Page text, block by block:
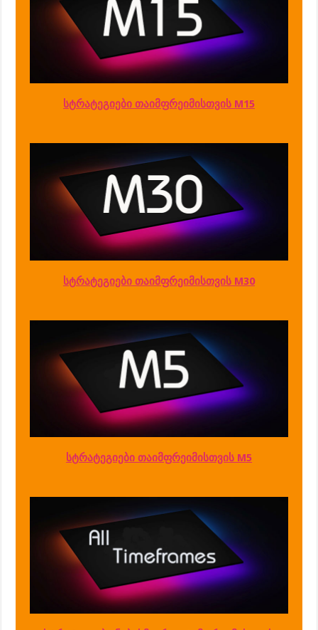
სტრატეგიები თაიმფრეიმისთვის M15
სტრატეგიები თაიმფრეიმისთვის M30
სტრატეგიები თაიმფრეიმისთვის M5